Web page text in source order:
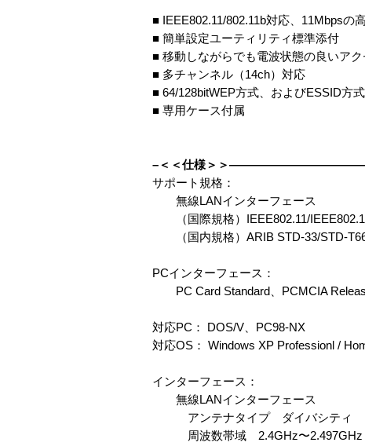
■ IEEE802.11/802.11b対応、11Mbpsの
■ 簡単設定ユーティリティ標準添付
■ 移動しながらでも電波状態の良いア
■ 多チャンネル（14ch）対応
■ 64/128bitWEP方式、およびESSID方
■ 専用ケース付属
–＜＜仕様＞＞
サポート規格：
無線LANインターフェース
（国際規格）IEEE802.11/
（国内規格）ARIB STD-33/STD-
PCインターフェース：
PC Card Standard、PCMCIA
対応PC： DOS/V、PC98-NX
対応OS： Windows XP Professionl /
インターフェース：
無線LANインターフェース
アンテナタイプ ダイバシティ
周波数帯域 2.4GHz〜2.497GHz